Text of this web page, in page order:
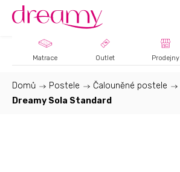
Matrace Outlet Prodejny
Domů / Postele / Čalouněné postele /
Dreamy Sola Standard